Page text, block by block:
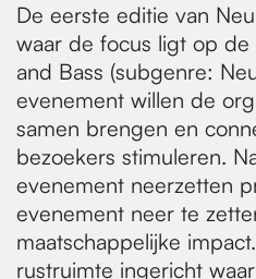
De eerste editie van
waar de focus ligt op
and Bass (subgenre:
evenement willen de
samen brengen en
bezoekers stimuleren.
evenement neerzetten
evenement neer te
maatschappelijke
rustruimte ingericht